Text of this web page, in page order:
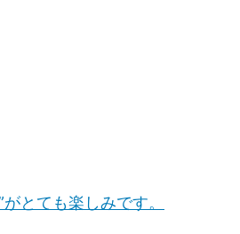
とても楽しみです。